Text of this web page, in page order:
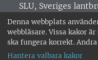
Denna webbplats
webbläsare. Vissa kakor
ska fungera korrekt.
Hantera valbara kakor
SLU, Sveriges
verksamhet över
Alnarp, Uppsala
miljöcertifierat
018-67 10 00 • Org